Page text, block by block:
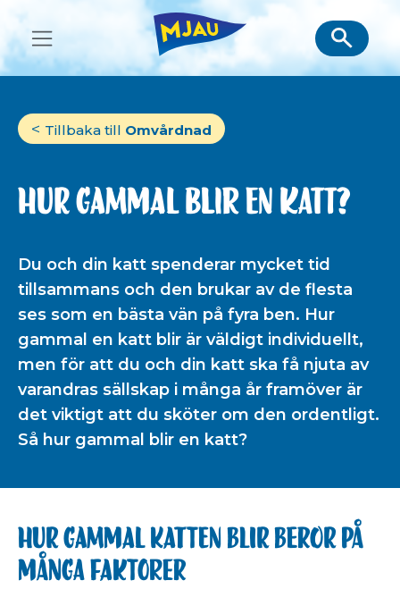
to
content
Tillbaka till Omvårdnad
Hur gammal blir en katt?
Du och din katt spenderar mycket tid
tillsammans och den brukar av de flesta
ses som en bästa vän på fyra ben. Hur
gammal en katt blir är väldigt individuellt,
men för att du och din katt ska få njuta av
varandras sällskap i många år framöver är
det viktigt att du sköter om den ordentligt.
Så hur gammal blir en katt?
Hur gammal katten blir beror på
många faktorer